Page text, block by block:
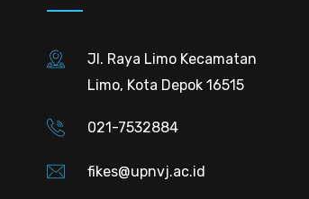
Jl. Raya Limo Kecamatan
Limo, Kota Depok 16515
021-7532884
fikes@upnvj.ac.id